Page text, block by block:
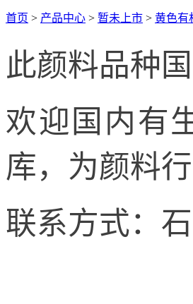
首页 > 产品中心 > 暂未上市 > 黄色有
此颜料品种
欢迎国内有
库，为颜料
联系方式：石